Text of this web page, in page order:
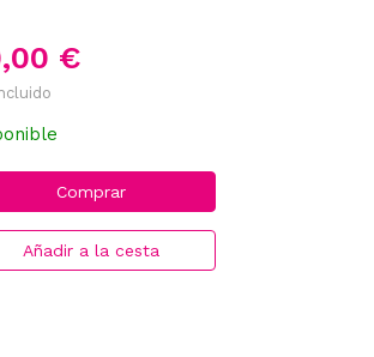
€
Comprar
Añadir a la cesta